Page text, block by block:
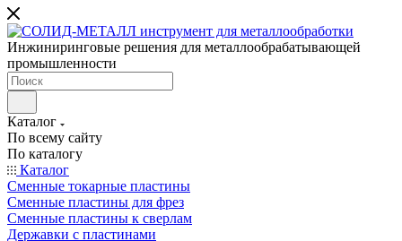
Инжиниринговые решения для металлообрабатывающей
промышленности
Каталог
По всему сайту
По каталогу
Каталог
Сменные токарные пластины
Сменные пластины для фрез
Сменные пластины к сверлам
Державки с пластинами